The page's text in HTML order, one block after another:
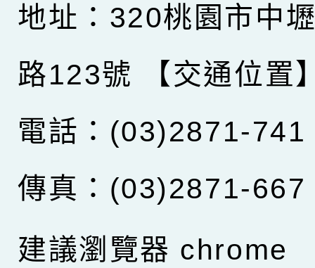
地址：320桃園市中
路123號
【交通位置
電話：(03)2871-741
傳真：(03)2871-667
建議瀏覽器 chrome